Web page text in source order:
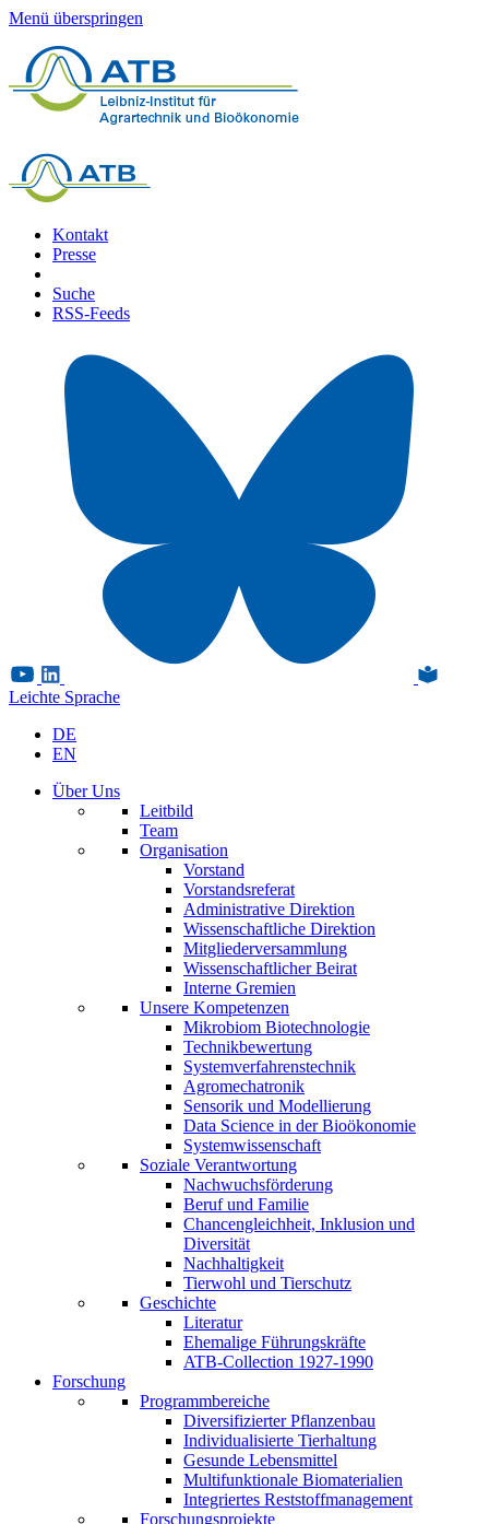
Menü überspringen
Kontakt
Presse
Suche
RSS-Feeds
Leichte Sprache
DE
EN
Über Uns
Leitbild
Team
Organisation
Vorstand
Vorstandsreferat
Administrative Direktion
Wissenschaftliche Direktion
Mitgliederversammlung
Wissenschaftlicher Beirat
Interne Gremien
Unsere Kompetenzen
Mikrobiom Biotechnologie
Technikbewertung
Systemverfahrenstechnik
Agromechatronik
Sensorik und Modellierung
Data Science in der Bioökonomie
Systemwissenschaft
Soziale Verantwortung
Nachwuchsförderung
Beruf und Familie
Chancengleichheit, Inklusion und
Diversität
Nachhaltigkeit
Tierwohl und Tierschutz
Geschichte
Literatur
Ehemalige Führungskräfte
ATB-Collection 1927-1990
Forschung
Programmbereiche
Diversifizierter Pflanzenbau
Individualisierte Tierhaltung
Gesunde Lebensmittel
Multifunktionale Biomaterialien
Integriertes Reststoffmanagement
Forschungsprojekte